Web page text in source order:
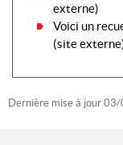
externe)
Voici un
(site
Dernière mise à jour 03/